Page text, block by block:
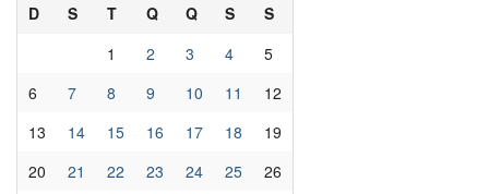
D S T Q Q S
S
1
2 3 4
5
6
7 8 9 10 11
12
13
14 15 16 17 18
19
20
21 22 23 24 25
26